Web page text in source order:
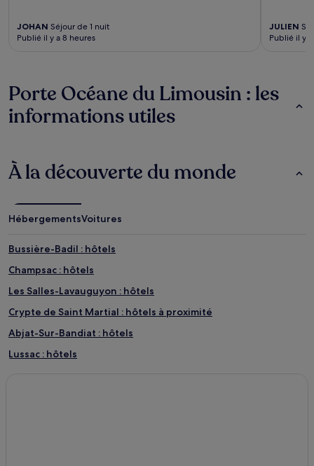
JOHAN Séjour de 1 nuit
Publié il y a 8 heures
JULIEN
Publié il y
Porte Océane du Limousin : les
informations utiles
À la découverte du monde
HébergementsVoitures
Bussière-Badil : hôtels
Champsac : hôtels
Les Salles-Lavauguyon : hôtels
Crypte de Saint Martial : hôtels à proximité
Abjat-Sur-Bandiat : hôtels
Lussac : hôtels